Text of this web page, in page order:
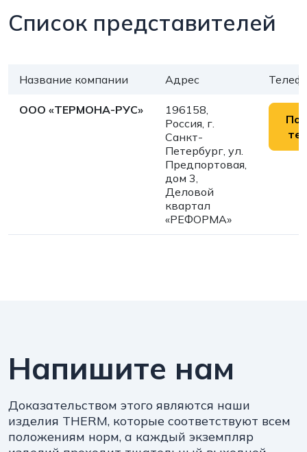
Список представителей
Название компании Адрес
ООО «ТЕРМОНА-РУС»
196158,
Россия, г.
Санкт-
Петербург, ул.
Предпортовая,
дом 3,
Деловой
квартал
«РЕФОРМА»
Напишите нам
Доказательством этого являются наши
изделия THERM, которые соответствуют всем
положениям норм, а каждый экземпляр